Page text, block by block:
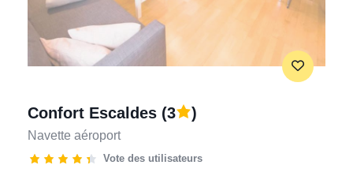
Confort Escaldes (3 )
Navette aéroport
Vote des utilisateurs